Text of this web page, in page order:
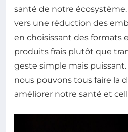
santé de notre écosystème.
vers une réduction des
en choisissant des formats
produits frais plutôt que
geste simple mais puissant.
nous pouvons tous faire la
améliorer notre santé et